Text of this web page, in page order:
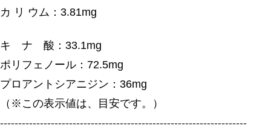
カ リ ウム：3.81mg
キ ナ 酸：33.1mg
ポリフェノール：72.5mg
プロアントシアニジン：36mg
（※この表示値は、目安です。）
--------------------------------------------------------------------